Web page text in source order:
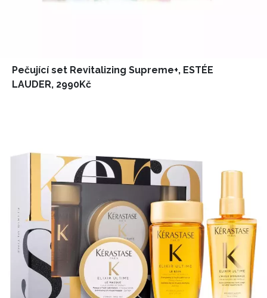
Pečující set Revitalizing Supreme+, ESTÉE
LAUDER, 2990Kč